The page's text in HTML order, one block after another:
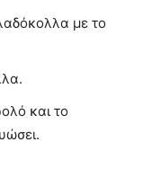
με το
και το